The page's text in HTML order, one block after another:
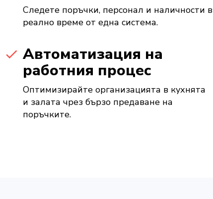
Следете поръчки, персонал и наличности в
реално време от една система.
Автоматизация на
работния процес
Оптимизирайте организацията в кухнята
и залата чрез бързо предаване на
поръчките.